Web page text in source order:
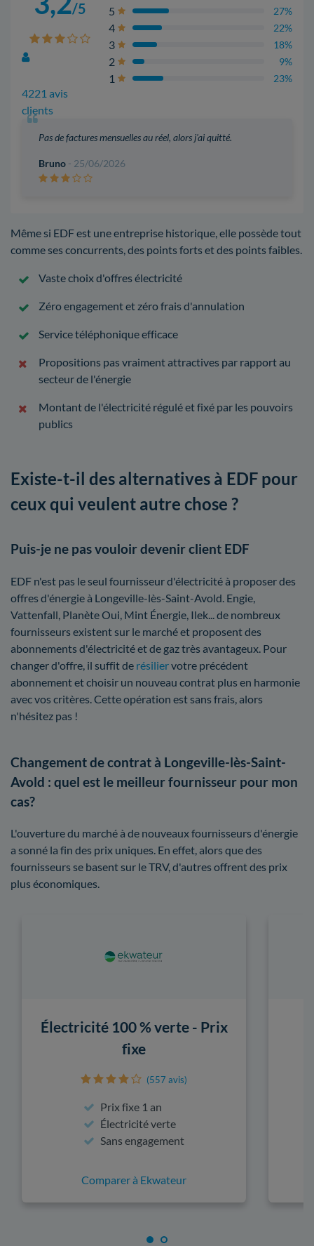
/5
4221 avis
clients
5 27%
4 22%
3 18%
2 9%
1 23%
Pas de factures mensuelles au réel, alors j'ai quitté.
Bruno - 25/06/2026
Même si EDF est une entreprise historique, elle possède tout
comme ses concurrents, des points forts et des points faibles.
Vaste choix d'offres électricité
Zéro engagement et zéro frais d'annulation
Service téléphonique efficace
Propositions pas vraiment attractives par rapport au
secteur de l'énergie
Montant de l'électricité régulé et fixé par les pouvoirs
publics
Existe-t-il des alternatives à EDF pour
ceux qui veulent autre chose ?
Puis-je ne pas vouloir devenir client EDF
EDF n'est pas le seul fournisseur d'électricité à proposer des
offres d'énergie à Longeville-lès-Saint-Avold. Engie,
Vattenfall, Planète Oui, Mint Énergie, Ilek... de nombreux
fournisseurs existent sur le marché et proposent des
abonnements d'électricité et de gaz très avantageux. Pour
changer d'offre, il suffit de résiliervotre précédent
abonnement et choisir un nouveau contrat plus en harmonie
avec vos critères. Cette opération est sans frais, alors
n'hésitez pas !
Changement de contrat à Longeville-lès-Saint-
Avold : quel est le meilleur fournisseur pour mon
cas?
L'ouverture du marché à de nouveaux fournisseurs d'énergie
a sonné la fin des prix uniques. En effet, alors que des
fournisseurs se basent sur le TRV, d'autres offrent des prix
plus économiques.
Électricité 100 % verte - Prix
fixe
(557 avis)
Prix fixe 1 an
Électricité verte
Sans engagement
Comparer à Ekwateur